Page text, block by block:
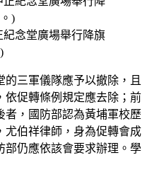
念堂廣場舉行降旗
的三軍儀隊應予以撤除，且
依促轉條例規定應去除；前
者，國防部認為黃埔軍校歷
尤伯祥律師，身為促轉會成
部仍應依該會要求辦理。學